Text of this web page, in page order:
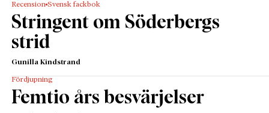
Recension Svensk fackbok
Stringent om Söderbergs
strid
Gunilla Kindstrand
Fördjupning
Femtio års besvärjelser